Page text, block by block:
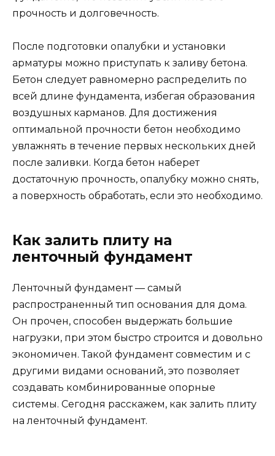
прочность и долговечность.
После подготовки опалубки и установки
арматуры можно приступать к заливу бетона.
Бетон следует равномерно распределить по
всей длине фундамента, избегая образования
воздушных карманов. Для достижения
оптимальной прочности бетон необходимо
увлажнять в течение первых нескольких дней
после заливки. Когда бетон наберет
достаточную прочность, опалубку можно снять,
а поверхность обработать, если это необходимо.
Как залить плиту на
ленточный фундамент
Ленточный фундамент — самый
распространенный тип основания для дома.
Он прочен, способен выдержать большие
нагрузки, при этом быстро строится и довольно
экономичен. Такой фундамент совместим и с
другими видами оснований, это позволяет
создавать комбинированные опорные
системы. Сегодня расскажем, как залить плиту
на ленточный фундамент.